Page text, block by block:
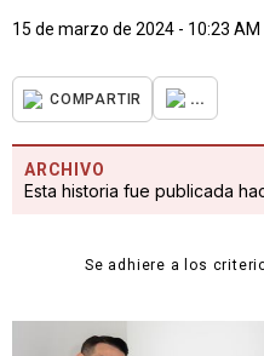
15 de marzo de 2024 - 10:23 AM
COMPARTIR ...
ARCHIVO
Esta historia fue publicada
Se adhiere a los